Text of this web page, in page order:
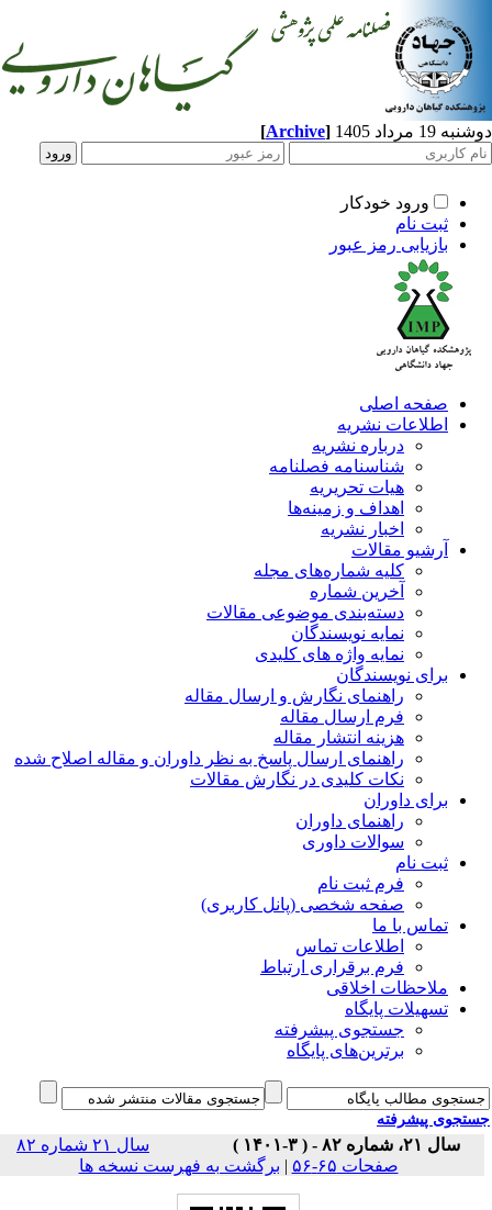
1405
[Archive]
ورود خودکار
ثبت نام
بازیابی رمز عبور
صفحه اصلی
اطلاعات نشریه
درباره نشریه
شناسنامه فصلنامه
هیات تحریریه
اهداف و زمینه‌ها
اخبار نشریه
آرشیو مقالات
کلیه شماره‌های مجله
آخرین شماره
دسته‌بندی موضوعی مقالات
نمایه نویسندگان
نمایه واژه های کلیدی
برای نویسندگان
راهنمای نگارش و ارسال مقاله
فرم ارسال مقاله
هزینه انتشار مقاله
راهنمای ارسال پاسخ به نظر داوران و مقاله اصلاح شده
نکات کلیدی در نگارش مقالات
برای داوران
راهنمای داوران
سوالات داوری
ثبت نام
فرم ثبت نام
صفحه شخصی (پانل کاربری)
تماس با ما
اطلاعات تماس
فرم برقراری ارتباط
ملاحظات اخلاقی
تسهیلات پایگاه
جستجوی پیشرفته
برترین‌های پایگاه
پیشرفته
سال ۲۱، شماره ۸۲ - ( ۳-۱۴۰۱ )
سال ۲۱ شماره ۸۲
صفحات ۶۵-۵۶
|برگشت به فهرست نسخه ها